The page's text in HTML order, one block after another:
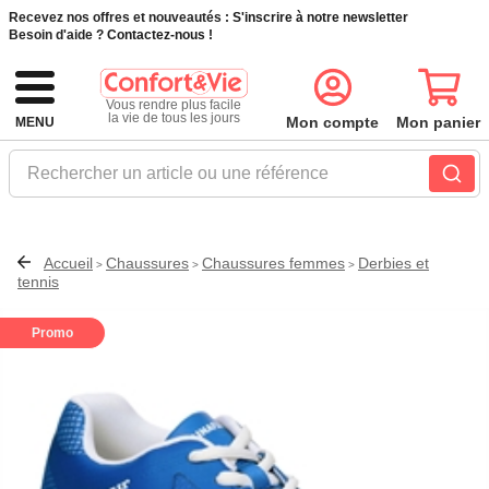
Recevez nos offres et nouveautés : S'inscrire à notre newsletter
Besoin d'aide ? Contactez-nous !
MENU
Vous rendre plus facile
la vie de tous les jours
Rechercher un article ou une référence
Mon compte Mon panier
Accueil > Chaussures > Chaussures femmes > Derbies et
tennis
Promo